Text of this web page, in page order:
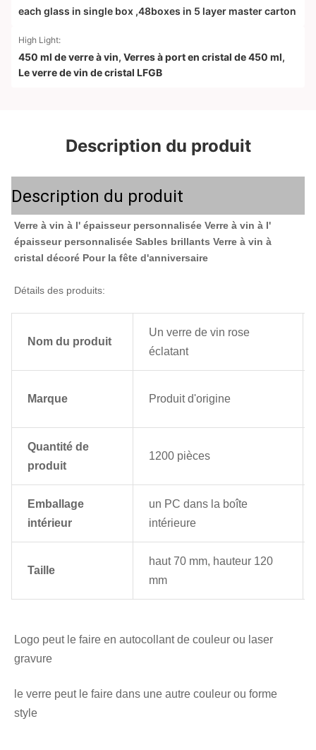
each glass in single box ,48boxes in 5 layer master carton
High Light:
450 ml de verre à vin, Verres à port en cristal de 450 ml,
Le verre de vin de cristal LFGB
Description du produit
Description du produit
Verre à vin à l' épaisseur personnalisée Verre à vin à l'
épaisseur personnalisée Sables brillants Verre à vin à
cristal décoré Pour la fête d'anniversaire
Détails des produits:
Nom du produit
Un verre de vin rose
éclatant
Marque Produit d'origine
Quantité de
produit
1200 pièces
Emballage
intérieur
un PC dans la boîte
intérieure
Taille
haut 70 mm, hauteur 120
mm
Logo peut le faire en autocollant de couleur ou laser
gravure
le verre peut le faire dans une autre couleur ou forme
style